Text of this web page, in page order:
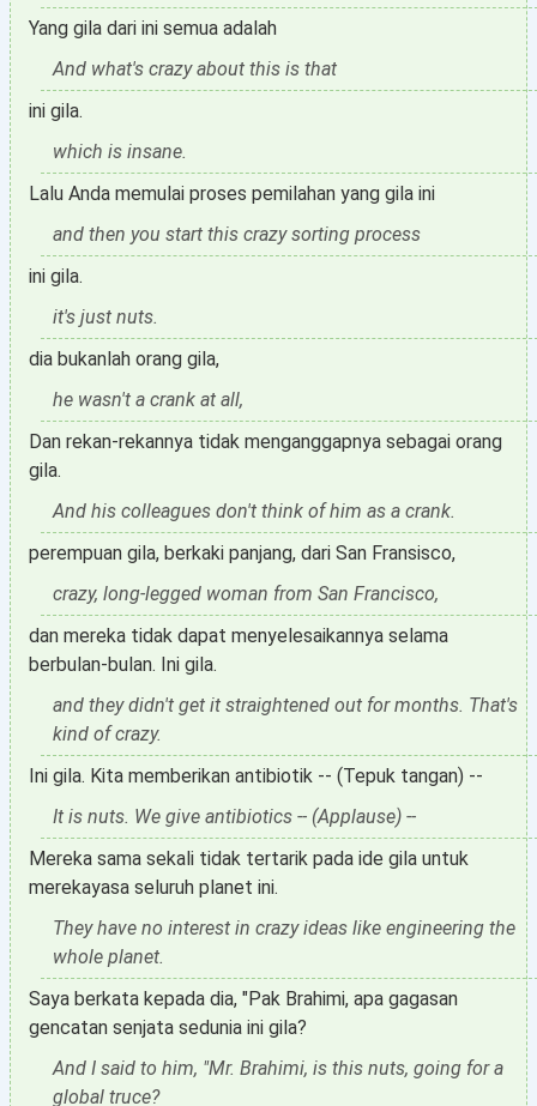
Yang gila dari ini semua adalah
And what's crazy about this is that
ini gila.
which is insane.
Lalu Anda memulai proses pemilahan yang gila ini
and then you start this crazy sorting process
ini gila.
it's just nuts.
dia bukanlah orang gila,
he wasn't a crank at all,
Dan rekan-rekannya tidak menganggapnya sebagai orang
gila.
And his colleagues don't think of him as a crank.
perempuan gila, berkaki panjang, dari San Fransisco,
crazy, long-legged woman from San Francisco,
dan mereka tidak dapat menyelesaikannya selama
berbulan-bulan. Ini gila.
and they didn't get it straightened out for months. That's
kind of crazy.
Ini gila. Kita memberikan antibiotik -- (Tepuk tangan) --
It is nuts. We give antibiotics -- (Applause) --
Mereka sama sekali tidak tertarik pada ide gila untuk
merekayasa seluruh planet ini.
They have no interest in crazy ideas like engineering the
whole planet.
Saya berkata kepada dia, "Pak Brahimi, apa gagasan
gencatan senjata sedunia ini gila?
And I said to him, "Mr. Brahimi, is this nuts, going for a
global truce?